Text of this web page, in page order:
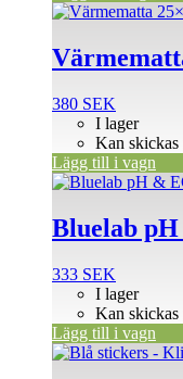
380 SEK
I lager
Kan skickas
Lägg till i vagn
Bluelab
333 SEK
I lager
Kan skickas
Lägg till i vagn